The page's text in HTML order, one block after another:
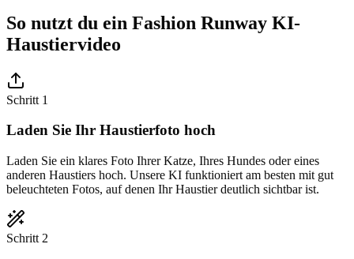
So nutzt du ein Fashion Runway KI-
Haustiervideo
Schritt 1
Laden Sie Ihr Haustierfoto hoch
Laden Sie ein klares Foto Ihrer Katze, Ihres Hundes oder eines
anderen Haustiers hoch. Unsere KI funktioniert am besten mit gut
beleuchteten Fotos, auf denen Ihr Haustier deutlich sichtbar ist.
Schritt 2